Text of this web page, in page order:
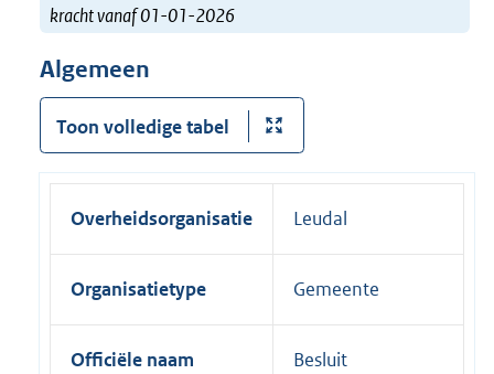
kracht vanaf 01-01-2026
Algemeen
Toon volledige tabel
Overheidsorganisatie Leudal
Organisatietype Gemeente
Officiële naam
Besluit